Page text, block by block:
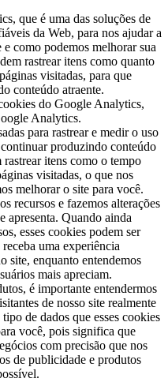
que é uma das soluções de
​​da Web, para nos ajudar a
como podemos melhorar sua
rastrear itens como quanto
visitadas, para que
conteúdo atraente.
do Google Analytics,
Analytics.
para rastrear e medir o uso
produzindo conteúdo
itens como o tempo
visitadas, o que nos
melhorar o site para você.
recursos e fazemos alterações
apresenta. Quando ainda
esses cookies podem ser
uma experiência
site, enquanto entendemos
mais apreciam.
é importante entendermos
de nosso site realmente
de dados que esses cookies
você, pois significa que
com precisão que nos
de publicidade e produtos